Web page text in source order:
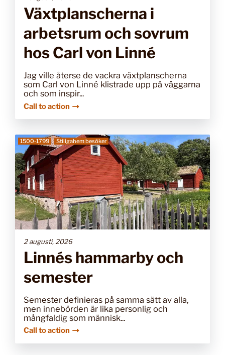
Växtplanscherna i
arbetsrum och sovrum
hos Carl von Linné
Jag ville återse de vackra växtplanscherna
som Carl von Linné klistrade upp på väggarna
och som inspir...
Call to action
1500-1799 Stiligahem besöker
2 augusti, 2026
Linnés hammarby och
semester
Semester definieras på samma sätt av alla,
men innebörden är lika personlig och
mångfaldig som människ...
Call to action